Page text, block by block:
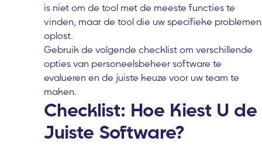
is niet om de tool met de meeste functies te
vinden, maar de tool die uw specifieke problemen
oplost.
Gebruik de volgende checklist om verschillende
opties van personeelsbeheer software te
evalueren en de juiste keuze voor uw team te
maken.
Checklist: Hoe Kiest U de
Juiste Software?